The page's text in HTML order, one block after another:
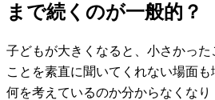
まで続くのが一般的？
子どもが大きくなると、小さかった
ことを素直に聞いてくれない場面
何を考えているのか分からなくなり